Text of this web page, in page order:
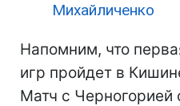
Михайличенко
Напомним, что
игр пройдет в
Матч с Черногорией